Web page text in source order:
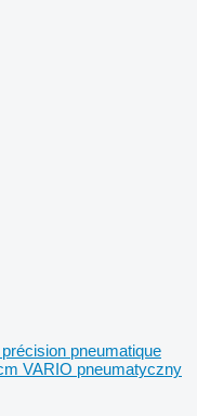
pneumatique
VARIO pneumatyczny